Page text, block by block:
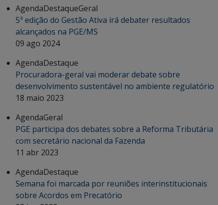
AgendaDestaqueGeral
5ª edição do Gestão Ativa irá debater resultados
alcançados na PGE/MS
09 ago 2024
AgendaDestaque
Procuradora-geral vai moderar debate sobre
desenvolvimento sustentável no ambiente regulatório
18 maio 2023
AgendaGeral
PGE participa dos debates sobre a Reforma Tributária
com secretário nacional da Fazenda
11 abr 2023
AgendaDestaque
Semana foi marcada por reuniões interinstitucionais
sobre Acordos em Precatório